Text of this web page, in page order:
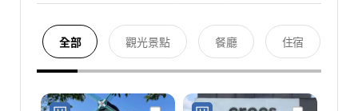
全部 觀光景點 餐廳 住宿